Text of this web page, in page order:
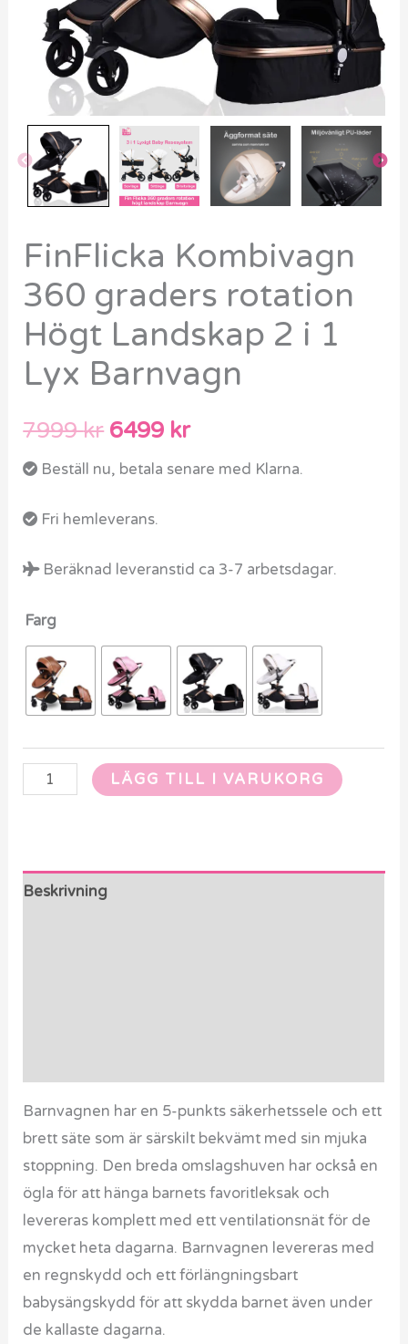
FinFlicka Kombivagn
360 graders rotation
Högt Landskap 2 i 1
Lyx Barnvagn
7999kr 6499 kr
Beställ nu, betala senare med Klarna.
Fri hemleverans.
Beräknad leveranstid ca 3-7 arbetsdagar.
Farg
Lyx
Barnvagn
mängd
LÄGG TILL I VARUKORG
Beskrivning
Barnvagnen har en 5-punkts säkerhetssele och ett
brett säte som är särskilt bekvämt med sin mjuka
stoppning. Den breda omslagshuven har också en
ögla för att hänga barnets favoritleksak och
levereras komplett med ett ventilationsnät för de
mycket heta dagarna. Barnvagnen levereras med
en regnskydd och ett förlängningsbart
babysängskydd för att skydda barnet även under
de kallaste dagarna.